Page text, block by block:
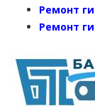
Ремонт
Ремонт